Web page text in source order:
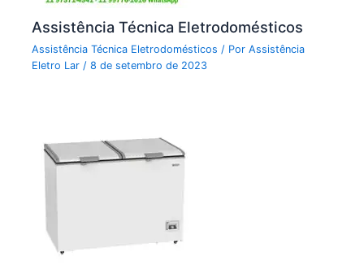
Assistência Técnica Eletrodomésticos
Assistência Técnica Eletrodomésticos / PorAssistência
Eletro Lar/8 de setembro de 2023